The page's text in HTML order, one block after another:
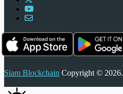
Siam Blockchain Copyright © 2026.